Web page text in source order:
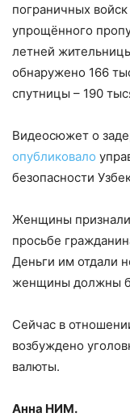
пограничных
упрощённого
летней
обнаружено 166
спутницы – 190
Видеосюжет о
опубликовало
безопасности
Женщины
просьбе
Деньги им отдали
женщины должны
Сейчас в
возбуждено
валюты.
Анна НИМ.